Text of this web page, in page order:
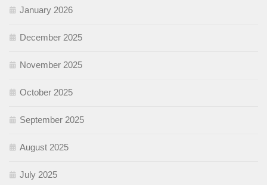
January 2026
December 2025
November 2025
October 2025
September 2025
August 2025
July 2025